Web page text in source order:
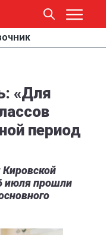
«Для
период
Кировской
июля прошли